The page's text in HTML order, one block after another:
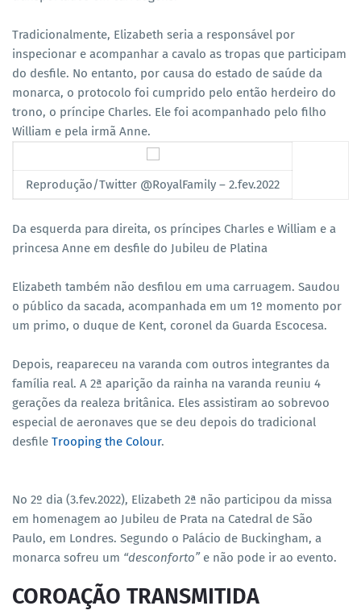
Tradicionalmente, Elizabeth seria a responsável por
inspecionar e acompanhar a cavalo as tropas que participam
do desfile. No entanto, por causa do estado de saúde da
monarca, o protocolo foi cumprido pelo então herdeiro do
trono, o príncipe Charles. Ele foi acompanhado pelo filho
William e pela irmã Anne.
Reprodução/Twitter @RoyalFamily – 2.fev.2022
Da esquerda para direita, os príncipes Charles e William e a
princesa Anne em desfile do Jubileu de Platina
Elizabeth também não desfilou em uma carruagem. Saudou
o público da sacada, acompanhada em um 1º momento por
um primo, o duque de Kent, coronel da Guarda Escocesa.
Depois, reapareceu na varanda com outros integrantes da
família real. A 2ª aparição da rainha na varanda reuniu 4
gerações da realeza britânica. Eles assistiram ao sobrevoo
especial de aeronaves que se deu depois do tradicional
desfile Trooping the Colour.
No 2º dia (3.fev.2022), Elizabeth 2ª não participou da missa
em homenagem ao Jubileu de Prata na Catedral de São
Paulo, em Londres. Segundo o Palácio de Buckingham, a
monarca sofreu um “desconforto”e não pode ir ao evento.
COROAÇÃO TRANSMITIDA